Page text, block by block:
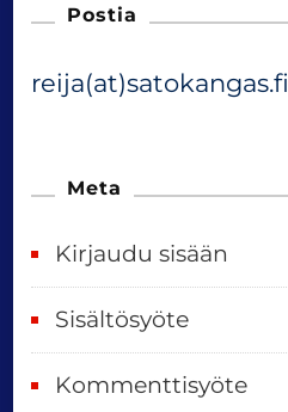
Postia
reija(at)satokangas.fi
Meta
Kirjaudu sisään
Sisältösyöte
Kommenttisyöte